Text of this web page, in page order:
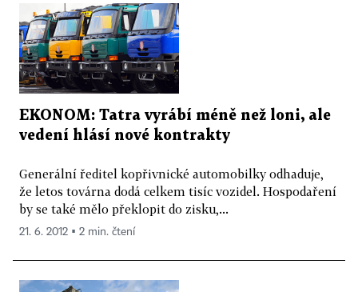
EKONOM: Tatra vyrábí méně než loni, ale
vedení hlásí nové kontrakty
Generální ředitel kopřivnické automobilky odhaduje,
že letos továrna dodá celkem tisíc vozidel. Hospodaření
by se také mělo překlopit do zisku,...
21. 6. 2012 ▪ 2 min. čtení